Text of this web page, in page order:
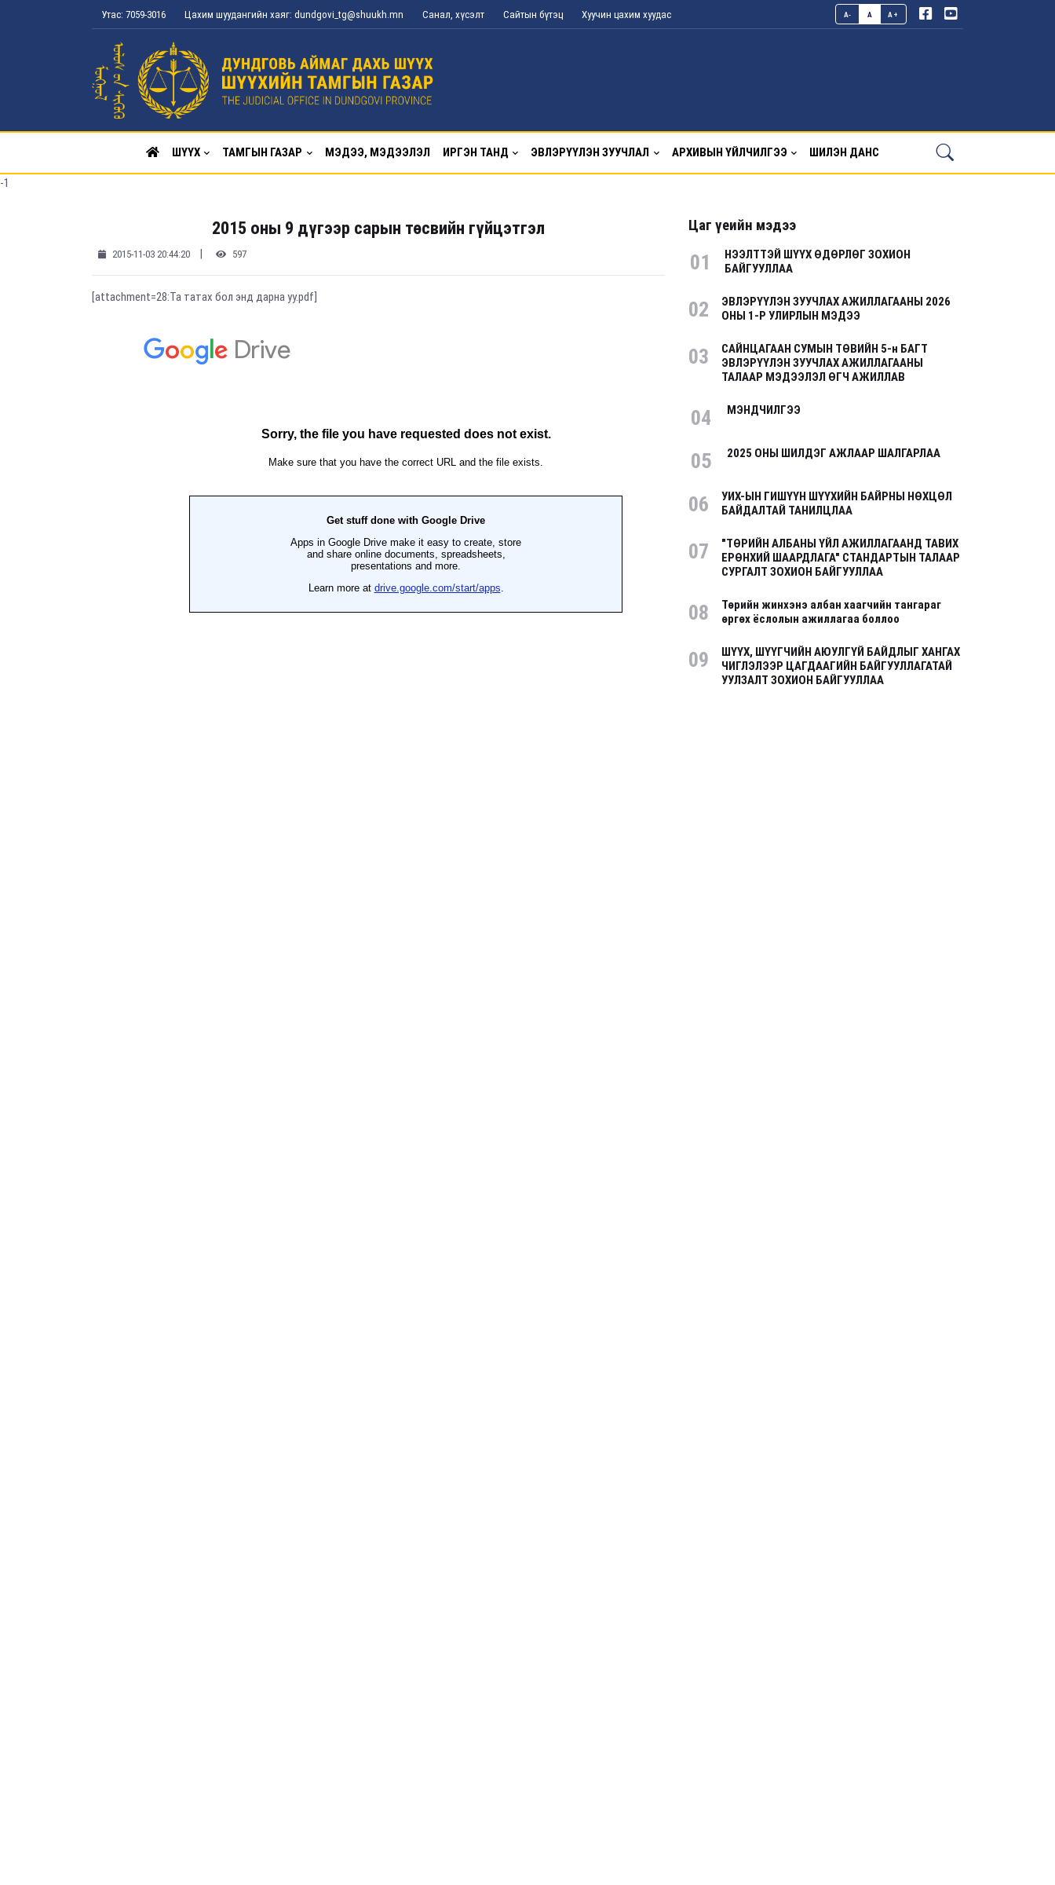
Утас: 7059-3016 Цахим шуудангийн хаяг: dundgovi_tg@shuukh.mn Санал, хүсэлт Сайтын бүтэц Хуучин цахим хуудас A- A A+
ШҮҮХ ТАМГЫН ГАЗАР МЭДЭЭ, МЭДЭЭЛЭЛ ИРГЭН ТАНД ЭВЛЭРҮҮЛЭН ЗУУЧЛАЛ АРХИВЫН ҮЙЛЧИЛГЭЭ ШИЛЭН ДАНС
-1
2015 оны 9 дүгээр сарын төсвийн гүйцэтгэл
2015-11-03 20:44:20 | 597
[attachment=28:Та татах бол энд дарна уу.pdf]
Цаг үеийн мэдээ
01
НЭЭЛТТЭЙ ШҮҮХ ӨДӨРЛӨГ ЗОХИОН
БАЙГУУЛЛАА
02
ЭВЛЭРҮҮЛЭН ЗУУЧЛАХ АЖИЛЛАГААНЫ 2026
ОНЫ 1-Р УЛИРЛЫН МЭДЭЭ
03
САЙНЦАГААН СУМЫН ТӨВИЙН 5-н БАГТ
ЭВЛЭРҮҮЛЭН ЗУУЧЛАХ АЖИЛЛАГААНЫ
ТАЛААР МЭДЭЭЛЭЛ ӨГЧ АЖИЛЛАВ
04 МЭНДЧИЛГЭЭ
05 2025 ОНЫ ШИЛДЭГ АЖЛААР ШАЛГАРЛАА
06
УИХ-ЫН ГИШҮҮН ШҮҮХИЙН БАЙРНЫ НӨХЦӨЛ
БАЙДАЛТАЙ ТАНИЛЦЛАА
07
"ТӨРИЙН АЛБАНЫ ҮЙЛ АЖИЛЛАГААНД ТАВИХ
ЕРӨНХИЙ ШААРДЛАГА" СТАНДАРТЫН ТАЛААР
СУРГАЛТ ЗОХИОН БАЙГУУЛЛАА
08
Төрийн жинхэнэ албан хаагчийн тангараг
өргөх ёслолын ажиллагаа боллоо
09
ШҮҮХ, ШҮҮГЧИЙН АЮУЛГҮЙ БАЙДЛЫГ ХАНГАХ
ЧИГЛЭЛЭЭР ЦАГДААГИЙН БАЙГУУЛЛАГАТАЙ
УУЛЗАЛТ ЗОХИОН БАЙГУУЛЛАА